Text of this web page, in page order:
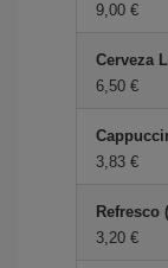
9,00 €
Cerveza
6,50 €
3,83 €
Refresco
3,20 €